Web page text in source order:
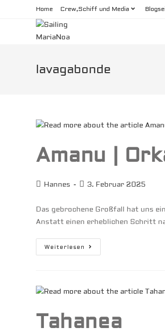
Home Crew,Schiff und Media
lavagabonde
Amanu |
Beitrags-
Hannes
Beitrag
3. Februar 2025
Das gebrochene Großfall hat uns
Anstatt einen erheblichen Schritt
Weiterlesen Amanu
|
Tahanea